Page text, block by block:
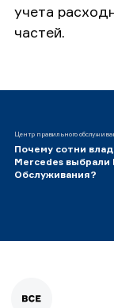
учета
частей.
Центр правильного
Почему сотни
Mercedes выбрали
Обслуживания?